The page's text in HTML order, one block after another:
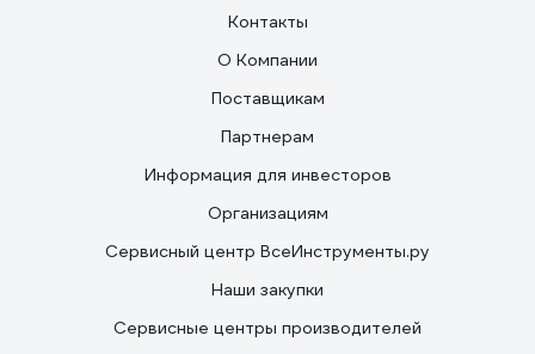
Контакты
О Компании
Поставщикам
Партнерам
Информация для инвесторов
Организациям
Сервисный центр ВсеИнструменты.ру
Наши закупки
Сервисные центры производителей